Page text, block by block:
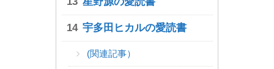
宇多田ヒカルの愛読書
(関連記事）